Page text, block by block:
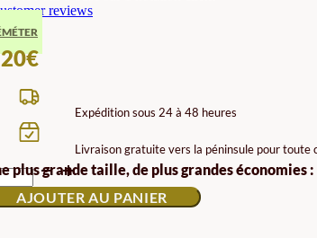
reviews
€
Expédition sous 24 à 48 heures
Livraison gratuite vers la péninsule pour toute
plus grande taille, de plus grandes économies :
AJOUTER AU PANIER